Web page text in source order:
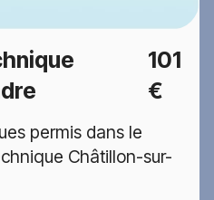
101
€
permis dans le
Châtillon-sur-